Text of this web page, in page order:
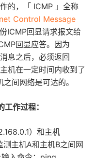
的，「 ICMP 」全称
Control Message
ICMP回显请求报文给
回显应答。因为
息之后，必须返回
机在一定时间内收到了
间网络是可达的。
作过程：
）和主机
主机A和主机B之间网